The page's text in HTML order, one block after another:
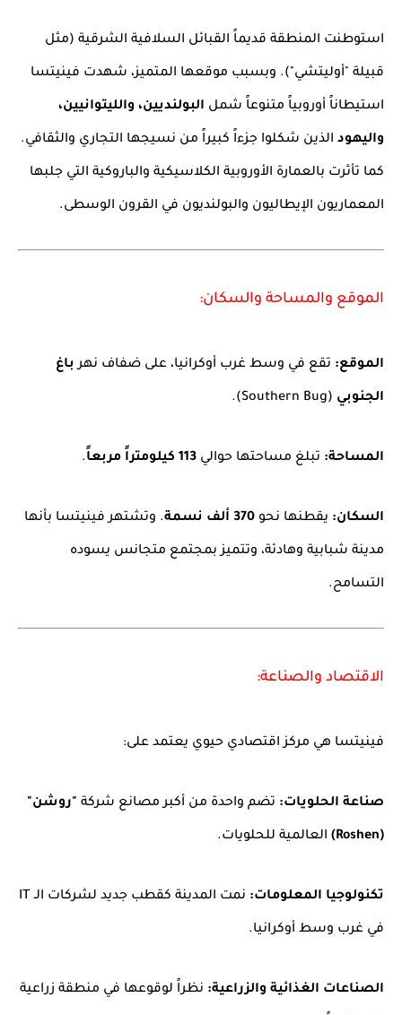
استوطنت المنطقة قديماً القبائل السلافية الشرقية (مثل
قبيلة "أوليتشي"). وبسبب موقعها المتميز، شهدت فينيتسا
استيطاناً أوروبياً متنوعاً شمل البولنديين، والليتوانيين،
واليهود الذين شكلوا جزءاً كبيراً من نسيجها التجاري والثقافي.
كما تأثرت بالعمارة الأوروبية الكلاسيكية والباروكية التي جلبها
المعماريون الإيطاليون والبولنديون في القرون الوسطى.
الموقع والمساحة والسكان:
الموقع: تقع في وسط غرب أوكرانيا، على ضفاف نهرباغ
الجنوبي (Southern Bug).
المساحة: تبلغ مساحتها حوالي 113 كيلومتراً مربعاً .
السكان: يقطنها نحو 370 ألف نسمة . وتشتهر فينيتسا بأنها
مدينة شبابية وهادئة، وتتميز بمجتمع متجانس يسوده
التسامح.
الاقتصاد والصناعة:
فينيتسا هي مركز اقتصادي حيوي يعتمد على:
صناعة الحلويات: تضم واحدة من أكبر مصانع شركة "روشن"
(Roshen) العالمية للحلويات.
تكنولوجيا المعلومات: نمت المدينة كقطب جديد لشركات الـ IT
في غرب وسط أوكرانيا.
الصناعات الغذائية والزراعية: نظراً لوقوعها في منطقة زراعية